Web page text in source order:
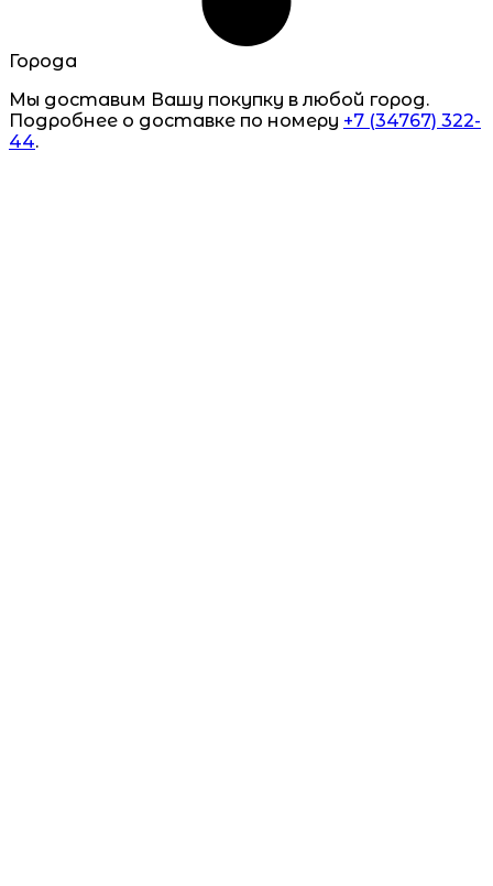
Города
Мы доставим Вашу покупку в любой город.
Подробнее о доставке по номеру +7 (34767) 322-
44.